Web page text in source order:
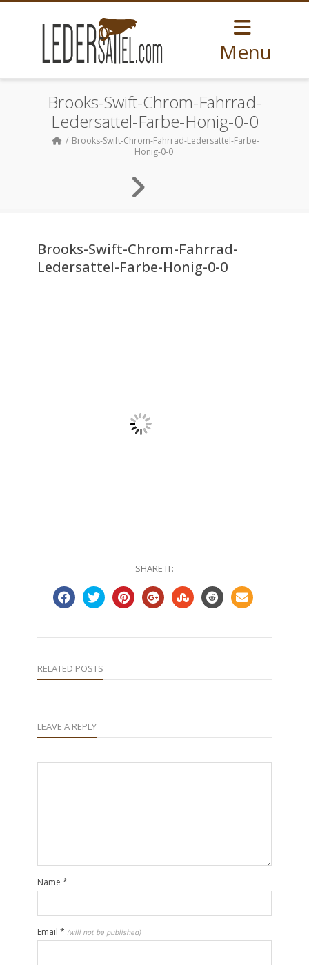
Menu
Brooks-Swift-Chrom-Fahrrad-
Ledersattel-Farbe-Honig-0-0
Brooks-Swift-Chrom-Fahrrad-Ledersattel-Farbe-
Honig-0-0
Brooks-Swift-Chrom-Fahrrad-
Ledersattel-Farbe-Honig-0-0
SHARE IT:
RELATED POSTS
LEAVE A REPLY
Name *
Email * (will not be published)